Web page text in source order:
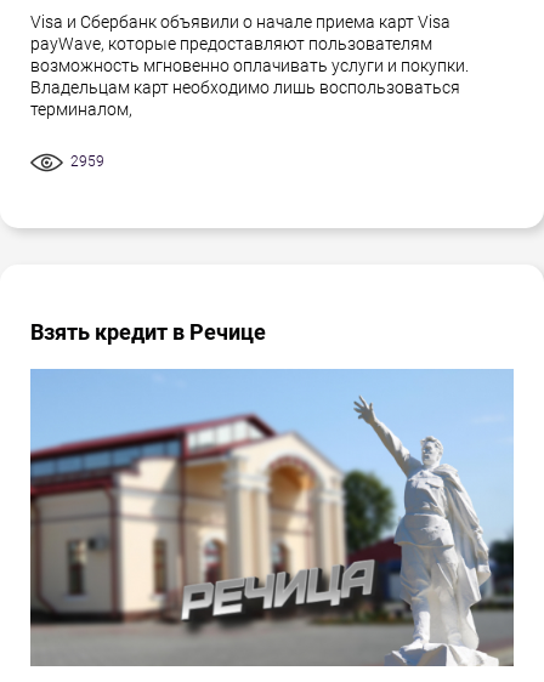
Visa и Сбербанк объявили о начале приема карт Visa
payWave, которые предоставляют пользователям
возможность мгновенно оплачивать услуги и покупки.
Владельцам карт необходимо лишь воспользоваться
терминалом,
2959
Взять кредит в Речице